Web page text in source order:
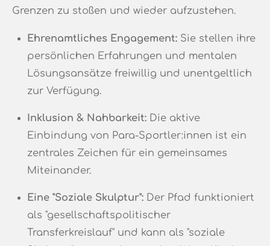
Grenzen zu stoßen und wieder aufzustehen.
Ehrenamtliches Engagement:Sie stellen ihre
persönlichen Erfahrungen und mentalen
Lösungsansätze freiwillig und unentgeltlich
zur Verfügung.
Inklusion & Nahbarkeit:Die aktive
Einbindung von Para-Sportler:innen ist ein
zentrales Zeichen für ein gemeinsames
Miteinander.
Eine "Soziale Skulptur":Der Pfad funktioniert
als "gesellschaftspolitischer
Transferkreislauf" und kann als "soziale